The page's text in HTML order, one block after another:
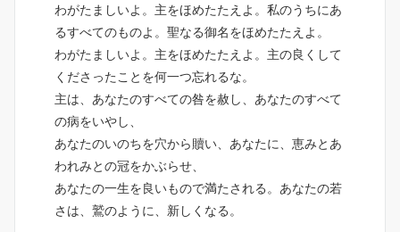
わがたましいよ。主をほめたたえよ。私のうちにあ
るすべてのものよ。聖なる御名をほめたたえよ。
わがたましいよ。主をほめたたえよ。主の良くして
くださったことを何一つ忘れるな。
主は、あなたのすべての咎を赦し、あなたのすべて
の病をいやし、
あなたのいのちを穴から贖い、あなたに、恵みとあ
われみとの冠をかぶらせ、
あなたの一生を良いもので満たされる。あなたの若
さは、鷲のように、新しくなる。